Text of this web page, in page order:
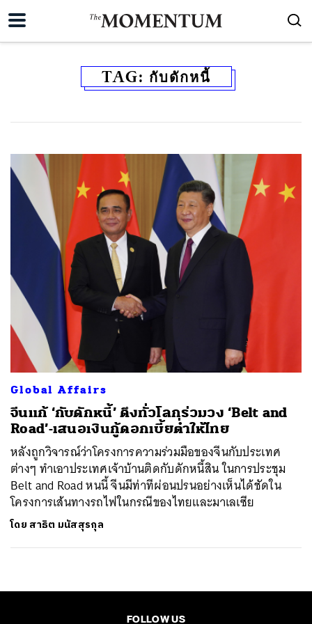
TAG: กับดักหนี้
Global Affairs
จีนแก้ ‘กับดักหนี้’ ดึงทั่วโลกร่วมวง ‘Belt and
Road’-เสนอเงินกู้ดอกเบี้ยต่ำให้ไทย
หลังถูกวิจารณ์ว่าโครงการความร่วมมือของจีนกับประเทศ
ต่างๆ ทำเอาประเทศเจ้าบ้านติดกับดักหนี้สิน ในการประชุม
Belt and Road หนนี้ จีนมีท่าทีผ่อนปรนอย่างเห็นได้ชัดใน
โครงการเส้นทางรถไฟในกรณีของไทยและมาเลเซีย
โดย สาธิต มนัสสุรกุล
FOLLOW US
ค้นหา
SHARE TWEET LINE EMAIL